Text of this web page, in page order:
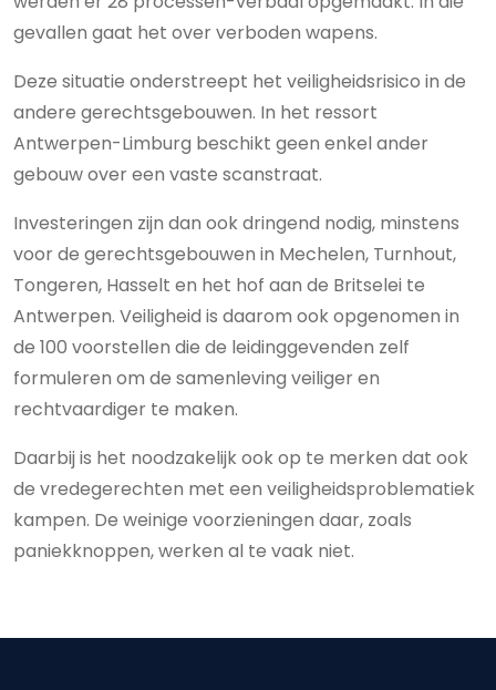
gevallen gaat het over verboden wapens.
Deze situatie onderstreept het veiligheidsrisico in de
andere gerechtsgebouwen. In het ressort
Antwerpen-Limburg beschikt geen enkel ander
gebouw over een vaste scanstraat.
Investeringen zijn dan ook dringend nodig, minstens
voor de gerechtsgebouwen in Mechelen, Turnhout,
Tongeren, Hasselt en het hof aan de Britselei te
Antwerpen. Veiligheid is daarom ook opgenomen in
de 100 voorstellen die de leidinggevenden zelf
formuleren om de samenleving veiliger en
rechtvaardiger te maken.
Daarbij is het noodzakelijk ook op te merken dat ook
de vredegerechten met een veiligheidsproblematiek
kampen. De weinige voorzieningen daar, zoals
paniekknoppen, werken al te vaak niet.